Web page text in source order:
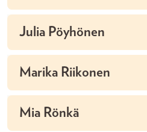
Julia Pöyhönen
Marika Riikonen
Mia Rönkä